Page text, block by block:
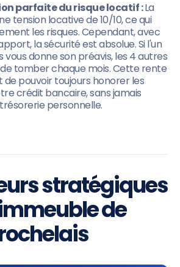
parfaite du risque locatif :La
tension locative de 10/10, ce qui
les risques. Cependant, avec
la sécurité est absolue. Si l'un
vous donne son préavis, les 4 autres
tomber chaque mois. Cette rente
pouvoir toujours honorer les
crédit bancaire, sans jamais
personnelle.
stratégiques
de